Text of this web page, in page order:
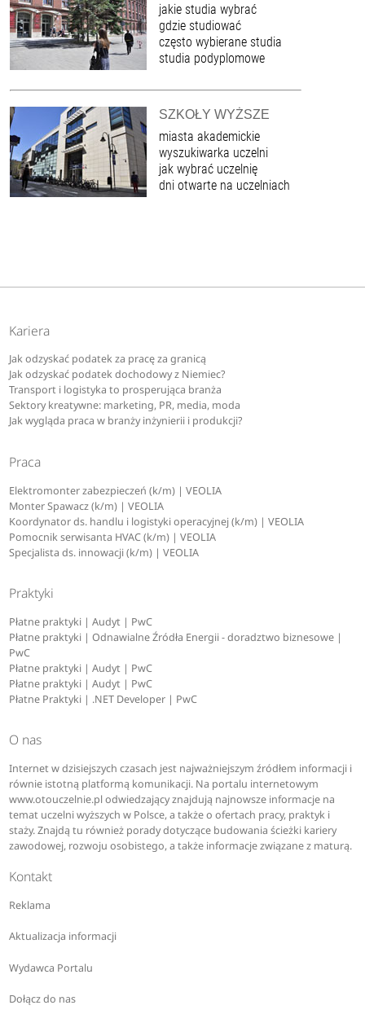
jakie studia wybrać
gdzie studiować
często wybierane studia
studia podyplomowe
SZKOŁY WYŻSZE
miasta akademickie
wyszukiwarka uczelni
jak wybrać uczelnię
dni otwarte na uczelniach
Kariera
Jak odzyskać podatek za pracę za granicą
Jak odzyskać podatek dochodowy z Niemiec?
Transport i logistyka to prosperująca branża
Sektory kreatywne: marketing, PR, media, moda
Jak wygląda praca w branży inżynierii i produkcji?
Praca
Elektromonter zabezpieczeń (k/m) | VEOLIA
Monter Spawacz (k/m) | VEOLIA
Koordynator ds. handlu i logistyki operacyjnej (k/m) | VEOLIA
Pomocnik serwisanta HVAC (k/m) | VEOLIA
Specjalista ds. innowacji (k/m) | VEOLIA
Praktyki
Płatne praktyki | Audyt | PwC
Płatne praktyki | Odnawialne Źródła Energii - doradztwo biznesowe |
PwC
Płatne praktyki | Audyt | PwC
Płatne praktyki | Audyt | PwC
Płatne Praktyki | .NET Developer | PwC
O nas
Internet w dzisiejszych czasach jest najważniejszym źródłem informacji i
równie istotną platformą komunikacji. Na portalu internetowym
www.otouczelnie.pl odwiedzający znajdują najnowsze informacje na
temat uczelni wyższych w Polsce, a także o ofertach pracy, praktyk i
staży. Znajdą tu również porady dotyczące budowania ścieżki kariery
zawodowej, rozwoju osobistego, a także informacje związane z maturą.
Kontakt
Reklama
Aktualizacja informacji
Wydawca Portalu
Dołącz do nas